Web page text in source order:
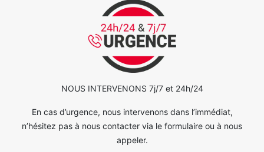
NOUS INTERVENONS 7j/7 et 24h/24
En cas d’urgence, nous intervenons dans l’immédiat,
n’hésitez pas à nous contacter via le formulaire ou à nous
appeler.